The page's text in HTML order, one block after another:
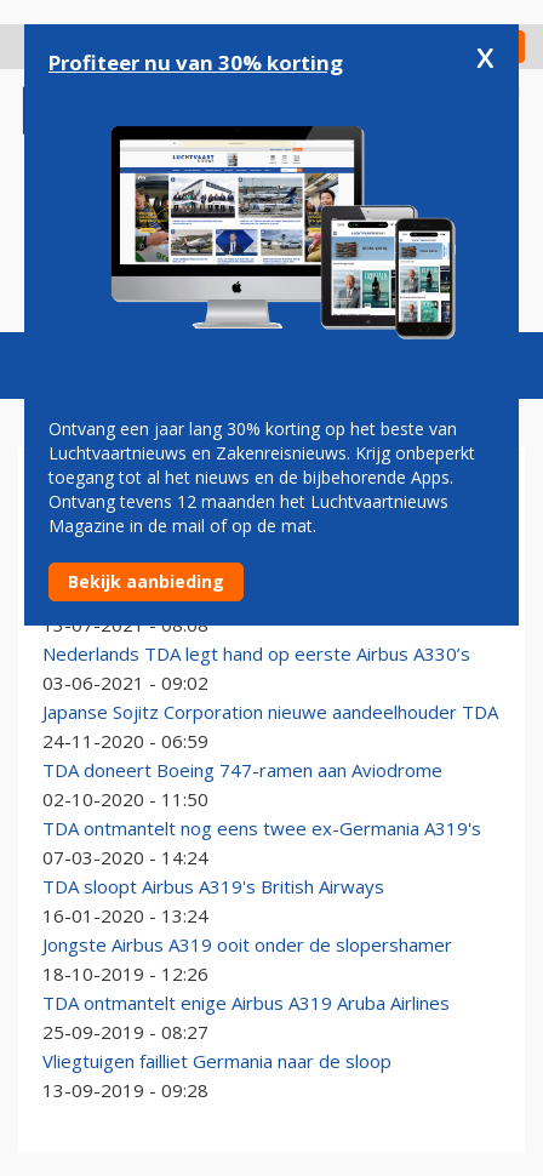
gaan
Check in
Magazine Podcasts Vacatures
TDA
Slopershamer eindstation voor 'beruchte' Airbus A330
Air Europa
13-07-2021 - 08:08
Nederlands TDA legt hand op eerste Airbus A330’s
03-06-2021 - 09:02
Japanse Sojitz Corporation nieuwe aandeelhouder TDA
24-11-2020 - 06:59
TDA doneert Boeing 747-ramen aan Aviodrome
02-10-2020 - 11:50
TDA ontmantelt nog eens twee ex-Germania A319's
07-03-2020 - 14:24
TDA sloopt Airbus A319's British Airways
16-01-2020 - 13:24
Jongste Airbus A319 ooit onder de slopershamer
18-10-2019 - 12:26
TDA ontmantelt enige Airbus A319 Aruba Airlines
25-09-2019 - 08:27
Vliegtuigen failliet Germania naar de sloop
13-09-2019 - 09:28
Profiteer nu van 30% korting x
Ontvang een jaar lang 30% korting op het beste van
Luchtvaartnieuws en Zakenreisnieuws. Krijg onbeperkt
toegang tot al het nieuws en de bijbehorende Apps.
Ontvang tevens 12 maanden het Luchtvaartnieuws
Magazine in de mail of op de mat.
Bekijk aanbieding